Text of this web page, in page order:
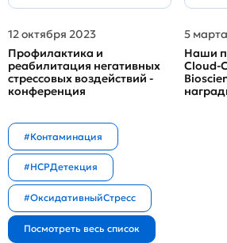
12 октября 2023
Профилактика и
реабилитация негативных
стрессовых воздействий -
конференция
5
Наши
Cloud-
#Контаминация
#HCPДетекция
#ОксидативныйСтресс